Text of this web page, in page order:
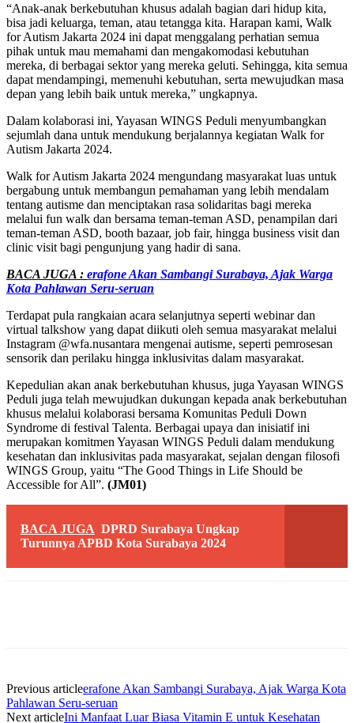
“Anak-anak berkebutuhan khusus adalah bagian dari hidup kita,
bisa jadi keluarga, teman, atau tetangga kita. Harapan kami, Walk
for Autism Jakarta 2024 ini dapat menggalang perhatian semua
pihak untuk mau memahami dan mengakomodasi kebutuhan
mereka, di berbagai sektor yang mereka geluti. Sehingga, kita semua
dapat mendampingi, memenuhi kebutuhan, serta mewujudkan masa
depan yang lebih baik untuk mereka,” ungkapnya.
Dalam kolaborasi ini, Yayasan WINGS Peduli menyumbangkan
sejumlah dana untuk mendukung berjalannya kegiatan Walk for
Autism Jakarta 2024.
Walk for Autism Jakarta 2024 mengundang masyarakat luas untuk
bergabung untuk membangun pemahaman yang lebih mendalam
tentang autisme dan menciptakan rasa solidaritas bagi mereka
melalui fun walk dan bersama teman-teman ASD, penampilan dari
teman-teman ASD, booth bazaar, job fair, hingga business visit dan
clinic visit bagi pengunjung yang hadir di sana.
BACA JUGA : erafone Akan Sambangi Surabaya, Ajak Warga
Kota Pahlawan Seru-seruan
Terdapat pula rangkaian acara selanjutnya seperti webinar dan
virtual talkshow yang dapat diikuti oleh semua masyarakat melalui
Instagram @wfa.nusantara mengenai autisme, seperti pemrosesan
sensorik dan perilaku hingga inklusivitas dalam masyarakat.
Kepedulian akan anak berkebutuhan khusus, juga Yayasan WINGS
Peduli juga telah mewujudkan dukungan kepada anak berkebutuhan
khusus melalui kolaborasi bersama Komunitas Peduli Down
Syndrome di festival Talenta. Berbagai upaya dan inisiatif ini
merupakan komitmen Yayasan WINGS Peduli dalam mendukung
kesehatan dan inklusivitas pada masyarakat, sejalan dengan filosofi
WINGS Group, yaitu “The Good Things in Life Should be
Accessible for All”. (JM01)
BACA JUGA DPRD Surabaya Ungkap
Turunnya APBD Kota Surabaya 2024
Previous articleerafone Akan Sambangi Surabaya, Ajak Warga Kota
Pahlawan Seru-seruan
Next articleIni Manfaat Luar Biasa Vitamin E untuk Kesehatan